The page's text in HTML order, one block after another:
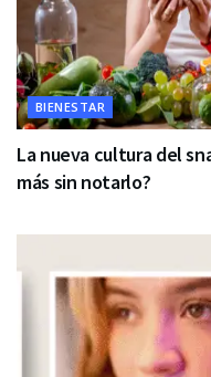
BIENESTAR
La nueva cultura del
más sin notarlo?